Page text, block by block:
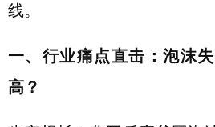
线。
一、行业痛点直击：泡沫
高？